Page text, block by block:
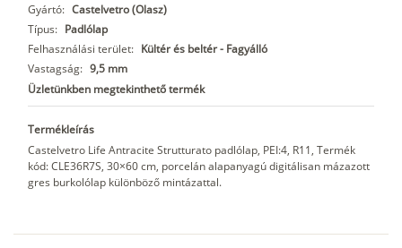
Gyártó: Castelvetro (Olasz)
Típus: Padlólap
Felhasználási terület: Kültér és beltér - Fagyálló
Vastagság: 9,5 mm
Üzletünkben megtekinthető termék
Termékleírás
Castelvetro Life Antracite Strutturato padlólap, PEI:4, R11, Termék
kód: CLE36R7S, 30×60 cm, porcelán alapanyagú digitálisan mázazott
gres burkolólap különböző mintázattal.